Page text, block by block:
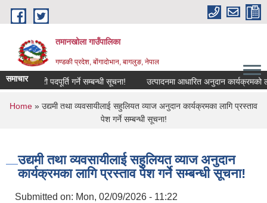
Skip to main content
तमानखोला गाउँपालिका
गण्डकी प्रदेश, बोंगादोभान, बागलुङ, नेपाल
समाचार
कर्मचारी पदपूर्ति गर्ने सम्बन्धी सूचना! उत्पादनमा आधारित अनुदान कार्यक्रमको
You are here
Home » उद्यमी तथा व्यवसायीलाई सहुलियत व्याज अनुदान कार्यक्रमका लागि प्रस्ताव
पेश गर्ने सम्बन्धी सूचना!
उद्यमी तथा व्यवसायीलाई सहुलियत व्याज अनुदान
कार्यक्रमका लागि प्रस्ताव पेश गर्ने सम्बन्धी सूचना!
Submitted on: Mon, 02/09/2026 - 11:22